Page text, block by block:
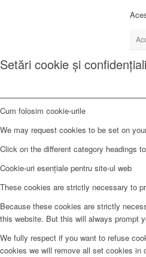
Setări cookie și
Cum folosim cookie-urile
We may request cookies to be set on
Click on the different category headings
Cookie-uri esențiale pentru site-ul web
These cookies are strictly necessary to
Because these cookies are strictly
this website. But this will always prompt
We fully respect if you want to refuse
cookies we will remove all set cookies in